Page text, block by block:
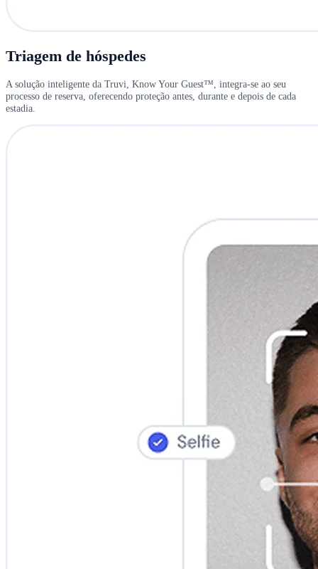
Triagem de hóspedes
A solução inteligente da Truvi, Know Your Guest™, integra-se ao seu
processo de reserva, oferecendo proteção antes, durante e depois de cada
estadia.